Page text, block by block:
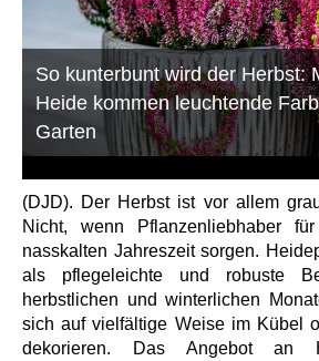
So kunterbunt wird der Herbst:
Heide kommen leuchtende
Garten
(DJD). Der Herbst ist vor allem
Nicht, wenn Pflanzenliebhaber
nasskalten Jahreszeit sorgen.
als pflegeleichte und robuste
herbstlichen und winterlichen
sich auf vielfältige Weise im Kübel
dekorieren. Das Angebot an